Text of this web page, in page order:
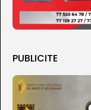
PUBLICITE